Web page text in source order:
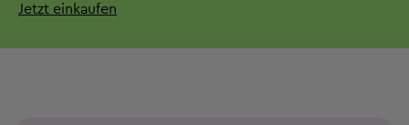
Jetzt einkaufen